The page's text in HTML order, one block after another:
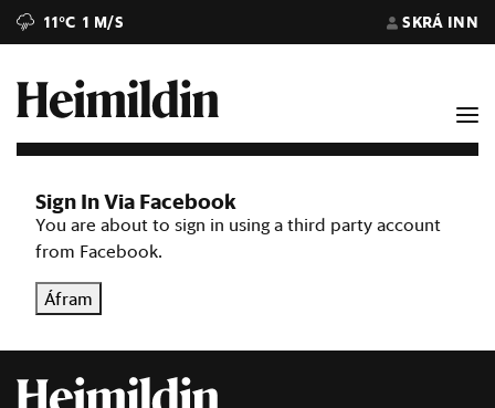
11°C 1 M/S SKRÁ INN
Sign In Via Facebook
You are about to sign in using a third party account
from Facebook.
Áfram